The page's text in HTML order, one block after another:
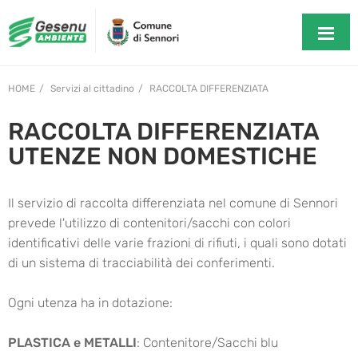
HOME Servizi al cittadino RACCOLTA DIFFERENZIATA
RACCOLTA DIFFERENZIATA
UTENZE NON DOMESTICHE
Il servizio di raccolta differenziata nel comune di Sennori
prevede l'utilizzo di contenitori/sacchi con colori
identificativi delle varie frazioni di rifiuti, i quali sono dotati
di un sistema di tracciabilità dei conferimenti.
Ogni utenza ha in dotazione:
PLASTICA e METALLI: Contenitore/Sacchi blu